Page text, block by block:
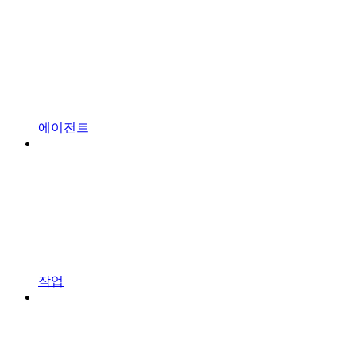
에이전트
작업